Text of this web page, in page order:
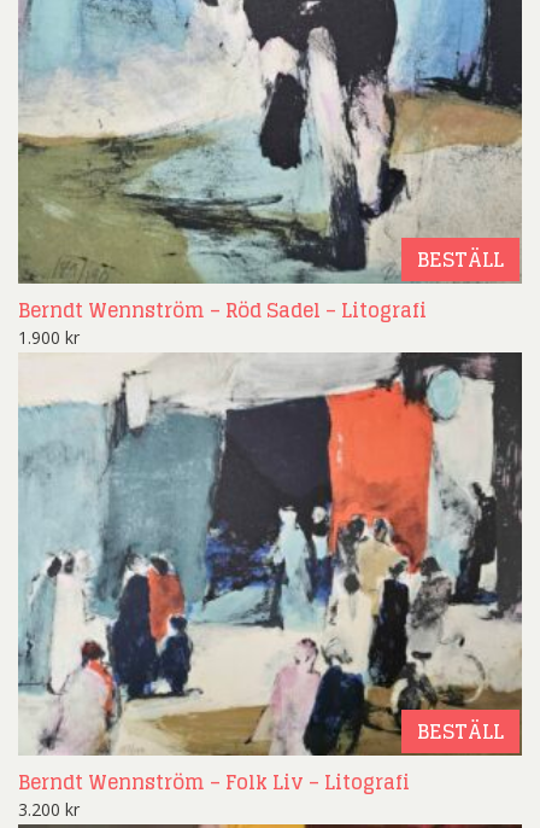
BESTÄLL
Berndt Wennström – Röd Sadel – Litografi
1.900 kr
BESTÄLL
Berndt Wennström – Folk Liv – Litografi
3.200 kr